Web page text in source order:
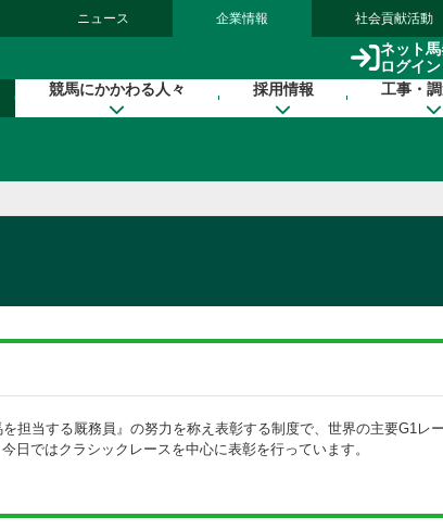
ニュース 企業情報 社会貢献活動
ネット
ログイン
競馬にかかわる人々 採用情報 工事・
担当する厩務員』の努力を称え表彰する制度で、世界の主要G1レ
ではクラシックレースを中心に表彰を行っています。